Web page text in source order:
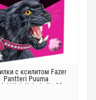
с ксилитом Fazer
Pantteri Puuma
38г